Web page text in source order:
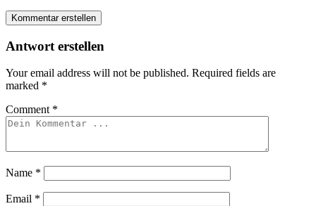
Kommentar erstellen
Antwort erstellen
Your email address will not be published. Required fields are
marked *
Comment *
Name *
Email *